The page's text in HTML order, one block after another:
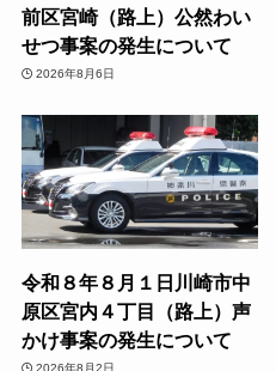
前区宮崎（路上）公然わい
せつ事案の発生について
2026年8月6日
令和８年８月１日川崎市中
原区宮内４丁目（路上）声
かけ事案の発生について
2026年8月2日